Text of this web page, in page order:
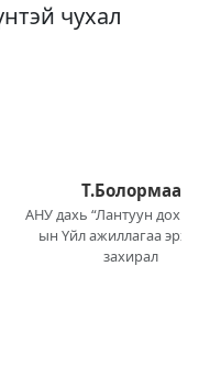
чухал
Т.Болормаа
АНУ дахь “Лантуун дохио”
ын Үйл ажиллагаа
захирал